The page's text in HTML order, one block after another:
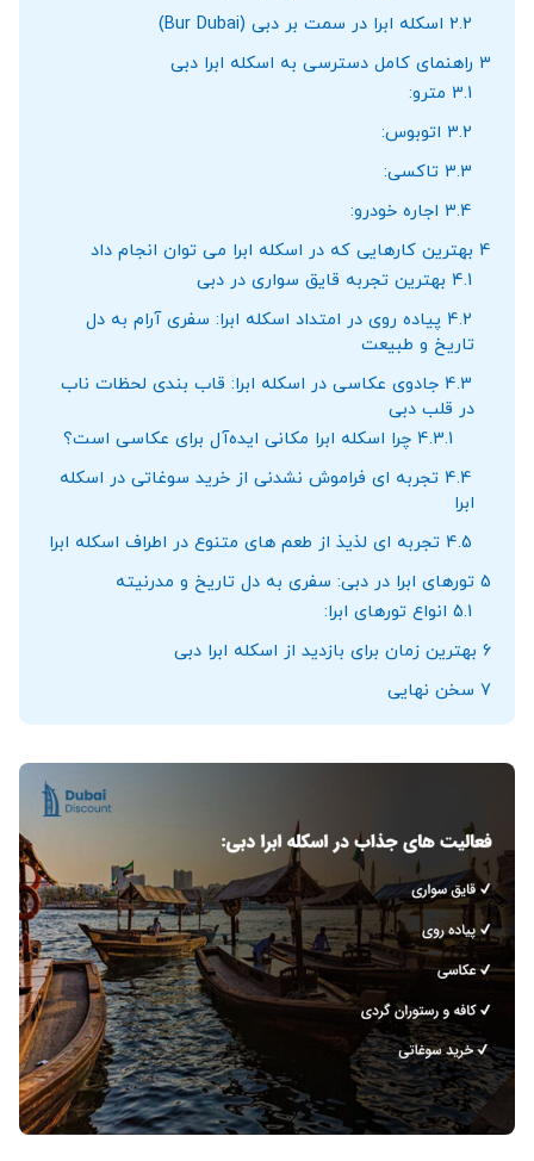
2.2 اسکله ابرا در سمت بر دبی (Bur Dubai)
3 راهنمای کامل دسترسی به اسکله ابرا دبی
3.1 مترو:
3.2 اتوبوس:
3.3 تاکسی:
3.4 اجاره خودرو:
4 بهترین کارهایی که در اسکله ابرا می ‌توان انجام داد
4.1 بهترین تجربه قایق ‌سواری در دبی
4.2 پیاده ‌روی در امتداد اسکله ابرا: سفری آرام به دل
تاریخ و طبیعت
4.3 جادوی عکاسی در اسکله ابرا: قاب‌ بندی لحظات ناب
در قلب دبی
4.3.1 چرا اسکله ابرا مکانی ایده‌آل برای عکاسی است؟
4.4 تجربه ‌ای فراموش ‌نشدنی از خرید سوغاتی در اسکله
ابرا
4.5 تجربه ‌ای لذیذ از طعم ‌های متنوع در اطراف اسکله ابرا
5 تورهای ابرا در دبی: سفری به دل تاریخ و مدرنیته
5.1 انواع تورهای ابرا:
6 بهترین زمان برای بازدید از اسکله ابرا دبی
7 سخن نهایی